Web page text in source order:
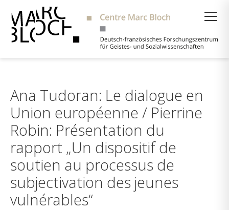
Ana Tudoran: Le dialogue en
Union européenne / Pierrine
Robin: Présentation du
rapport „Un dispositif de
soutien au processus de
subjectivation des jeunes
vulnérables“